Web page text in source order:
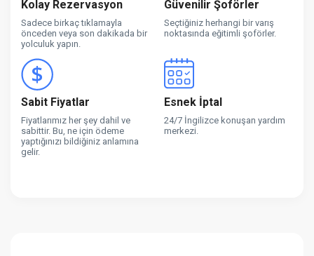
Kolay Rezervasyon
Sadece birkaç tıklamayla
önceden veya son dakikada bir
yolculuk yapın.
Güvenilir Şoförler
Seçtiğiniz herhangi bir varış
noktasında eğitimli şoförler.
Sabit Fiyatlar
Fiyatlarımız her şey dahil ve
sabittir. Bu, ne için ödeme
yaptığınızı bildiğiniz anlamına
gelir.
Esnek İptal
24/7 İngilizce konuşan yardım
merkezi.